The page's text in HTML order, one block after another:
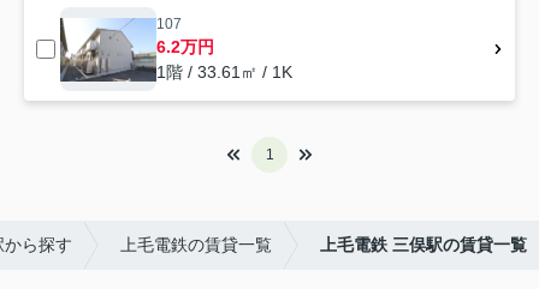
107
6.2万円
1階 / 33.61㎡ / 1K
1
ら探す 上毛電鉄の賃貸一覧 上毛電鉄 三俣駅の賃貸一覧